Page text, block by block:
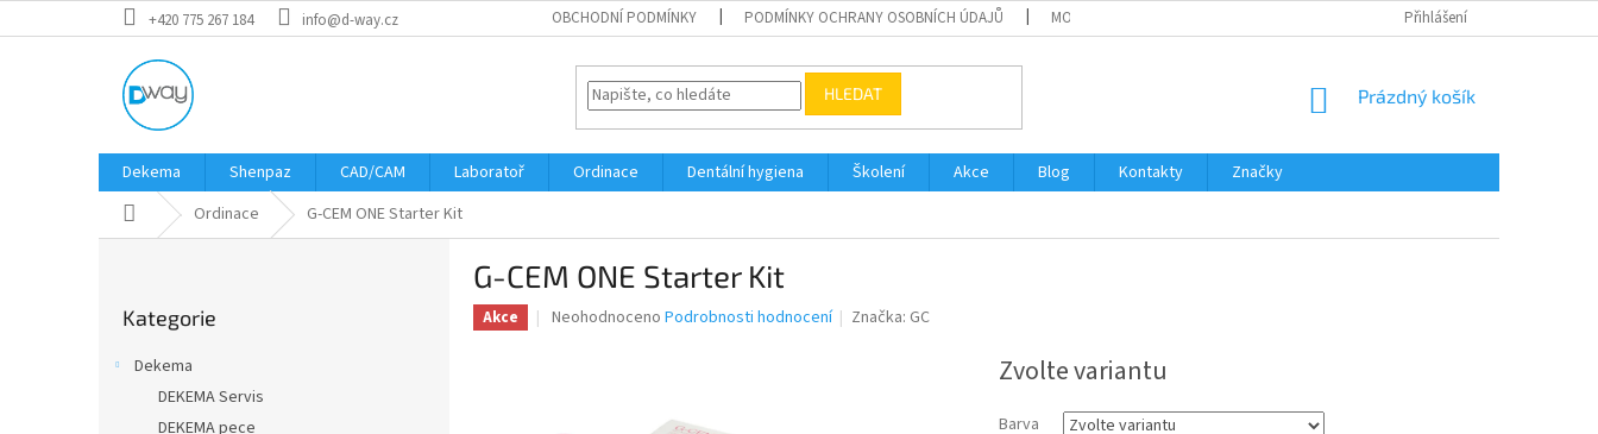
na
+420 775 267 184 info@d-way.cz OBCHODNÍ PODMÍNKY PODMÍNKY OCHRANY OSOBNÍCH ÚDAJŮ MOŽNOSTI PLATBY Přihlášení
HLEDAT
NÁKUPNÍ
Prázdný košík
Dekema Shenpaz CAD/CAM Laboratoř Ordinace Dentální hygiena Školení Akce Blog Kontakty
Značky
Domů Ordinace G-CEM ONE Starter Kit
kategorie
Kategorie
Dekema
DEKEMA Servis
DEKEMA pece
G-CEM ONE Starter Kit
Akce
Průměrné
z
Neohodnoceno Podrobnosti hodnocení Značka: GC
Zvolte variantu
Barva